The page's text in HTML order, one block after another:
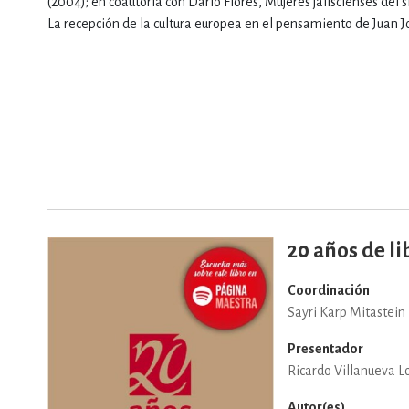
ESTILOS DE
FILOSOFÍA
INFANTILES,
La recepción de la cultura europea en el pensamiento de Juan
20 años de
Coordinación
Sayri Karp Mitastein
Presentador
Ricardo Villanueva